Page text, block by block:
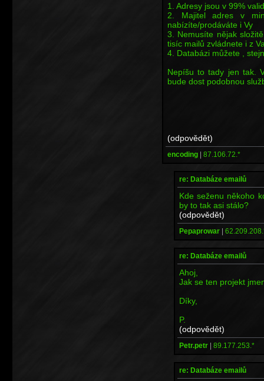
1. Adresy jsou v 99%
2. Majitel adres v
nabízíte/prodáváte i Vy
3. Nemusíte nějak
tisíc mailů zvládnete i z
4. Databázi můžete ,
Nepíšu to tady jen tak.
bude dost podobnou
(odpovědět)
encoding | 87.106.72.*
re: Databáze emailů
Kde seženu někoho
by to tak asi stálo?
(odpovědět)
Pepaprowar |
re: Databáze emailů
Ahoj,
Jak se ten projekt
Díky,
P.
(odpovědět)
Petr.petr | 89.177.253.*
re: Databáze emailů